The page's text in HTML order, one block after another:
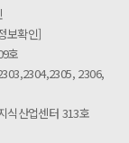
보확인]
호
2306,
식산업센터 313호